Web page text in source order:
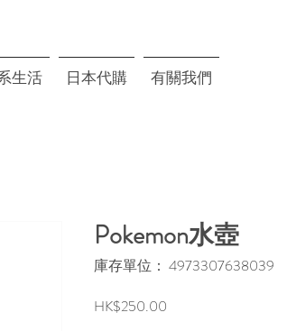
生活 日本代購 有關我們
Pokemon水壺
庫存單位： 4973307638039
HK$250.00